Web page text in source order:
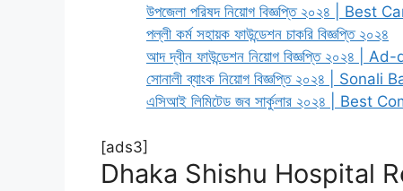
উপজেলা পরিষদ নিয়োগ বিজ্ঞপ্তি ২০২৪ | Best
পল্লী কর্ম সহায়ক ফাউন্ডেশন চাকরি বিজ্ঞপ্তি ২০২৪
আদ দ্বীন ফাউন্ডেশন নিয়োগ বিজ্ঞপ্তি ২০২৪ |
সোনালী ব্যাংক নিয়োগ বিজ্ঞপ্তি ২০২৪ |
এসিআই লিমিটেড জব সার্কুলার ২০২৪ | Best
[ads3]
Dhaka Shishu Hospital